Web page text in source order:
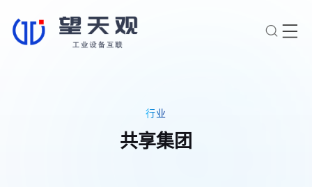
行业
共享集团
您好，我是望天观智能助手，很高兴为